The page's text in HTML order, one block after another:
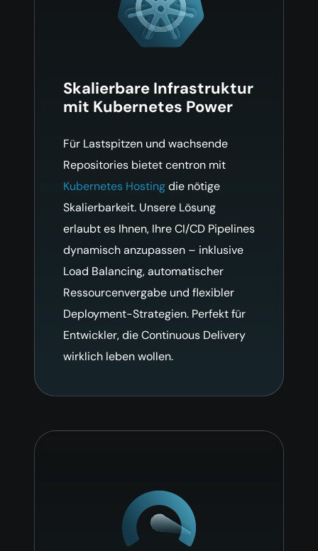
Skalierbare Infrastruktur
mit Kubernetes Power
Für Lastspitzen und wachsende
Repositories bietet centron mit
Kubernetes Hostingdie nötige
Skalierbarkeit. Unsere Lösung
erlaubt es Ihnen, Ihre CI/CD Pipelines
dynamisch anzupassen – inklusive
Load Balancing, automatischer
Ressourcenvergabe und flexibler
Deployment-Strategien. Perfekt für
Entwickler, die Continuous Delivery
wirklich leben wollen.